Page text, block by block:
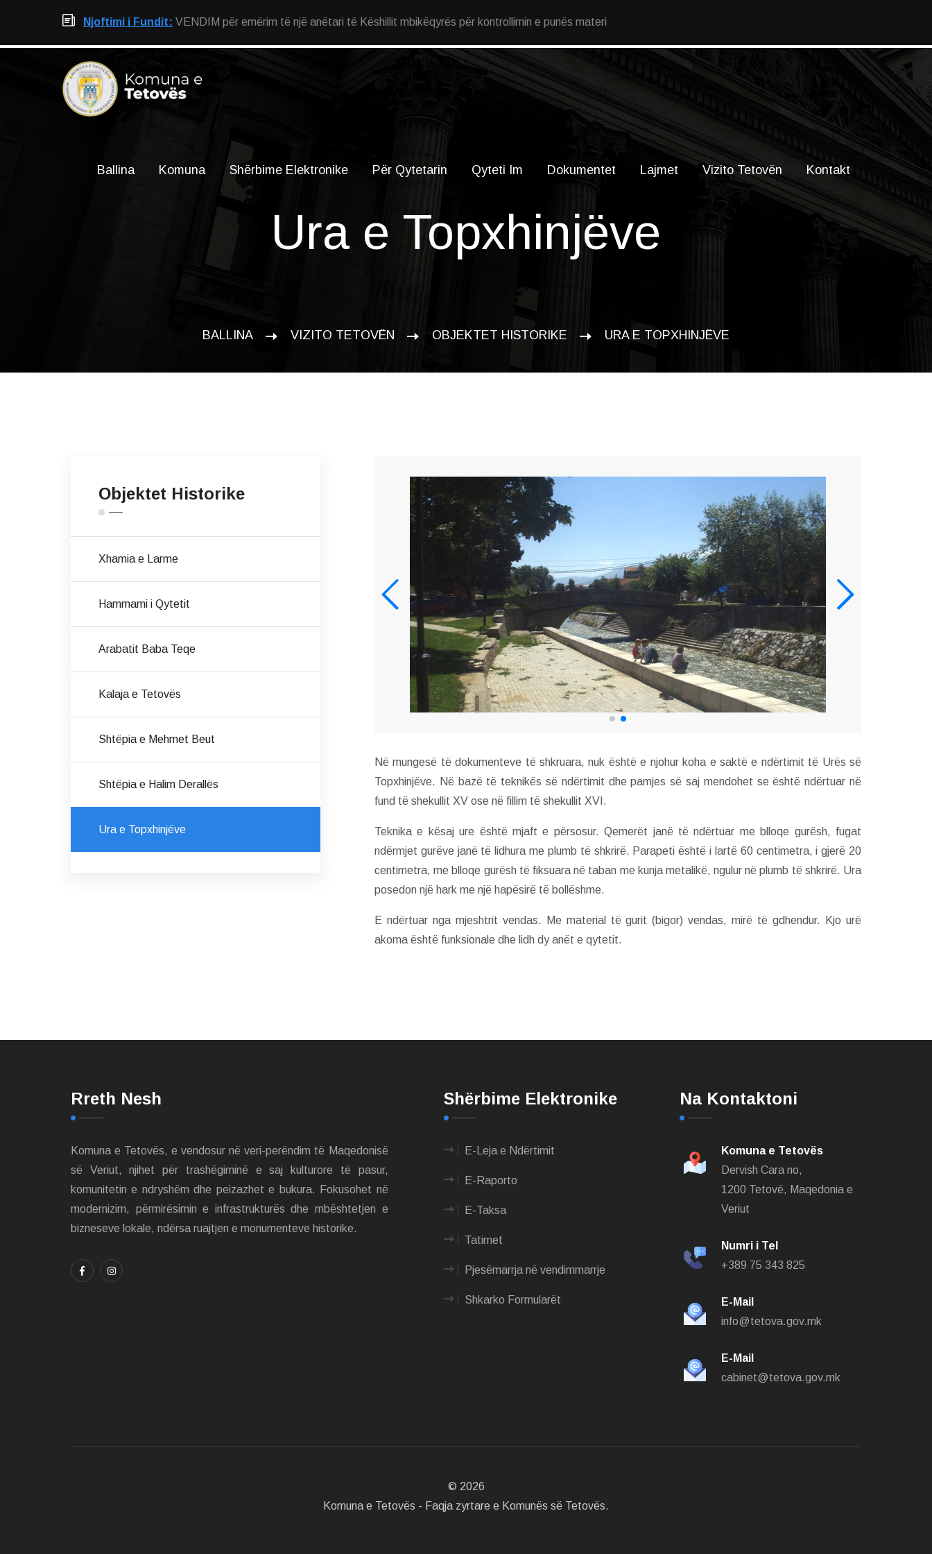
Njoftimi i Fundit: VENDIM për emërim të një anëtari të Këshillit mbikëqyrës për kontrollimin e punës materi
Ballina Komuna Shërbime Elektronike Për Qytetarin Qyteti Im Dokumentet Lajmet Vizito Tetovën Kontakt
Ura e Topxhinjëve
BALLINA VIZITO TETOVËN OBJEKTET HISTORIKE URA E TOPXHINJËVE
Në mungesë të dokumenteve të shkruara, nuk është e njohur koha e saktë e ndërtimit të Urës së
Topxhinjëve. Në bazë të teknikës së ndërtimit dhe pamjes së saj mendohet se është ndërtuar në
fund të shekullit XV ose në fillim të shekullit XVI.
Teknika e kësaj ure është mjaft e përsosur. Qemerët janë të ndërtuar me blloqe gurësh, fugat
ndërmjet gurëve janë të lidhura me plumb të shkrirë. Parapeti është i lartë 60 centimetra, i gjerë 20
centimetra, me blloqe gurësh të fiksuara në taban me kunja metalikë, ngulur në plumb të shkrirë. Ura
posedon një hark me një hapësirë të bollëshme.
E ndërtuar nga mjeshtrit vendas. Me material të gurit (bigor) vendas, mirë të gdhendur. Kjo urë
akoma është funksionale dhe lidh dy anët e qytetit.
Objektet Historike
Xhamia e Larme
Hammami i Qytetit
Arabatit Baba Teqe
Kalaja e Tetovës
Shtëpia e Mehmet Beut
Shtëpia e Halim Derallës
Ura e Topxhinjëve
Rreth Nesh
Komuna e Tetovës, e vendosur në veri-perëndim të Maqedonisë
së Veriut, njihet për trashëgiminë e saj kulturore të pasur,
komunitetin e ndryshëm dhe peizazhet e bukura. Fokusohet në
modernizim, përmirësimin e infrastrukturës dhe mbështetjen e
bizneseve lokale, ndërsa ruajtjen e monumenteve historike.
Shërbime Elektronike
E-Leja e Ndërtimit
E-Raporto
E-Taksa
Tatimet
Pjesëmarrja në vendimmarrje
Shkarko Formularët
Na Kontaktoni
Komuna e Tetovës
Dervish Cara no,
1200 Tetovë, Maqedonia e
Veriut
Numri i Tel
+389 75 343 825
E-Mail
info@tetova.gov.mk
E-Mail
cabinet@tetova.gov.mk
© 2026
Komuna e Tetovës - Faqja zyrtare e Komunës së Tetovës.